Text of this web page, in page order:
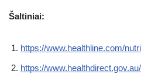
Šaltiniai:
https://www.healthline.com/
https://